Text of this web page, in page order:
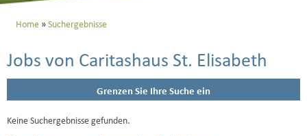
Home Suchergebnisse
Jobs von Caritashaus St. Elisabeth
Grenzen Sie Ihre Suche ein
Keine Suchergebnisse gefunden.